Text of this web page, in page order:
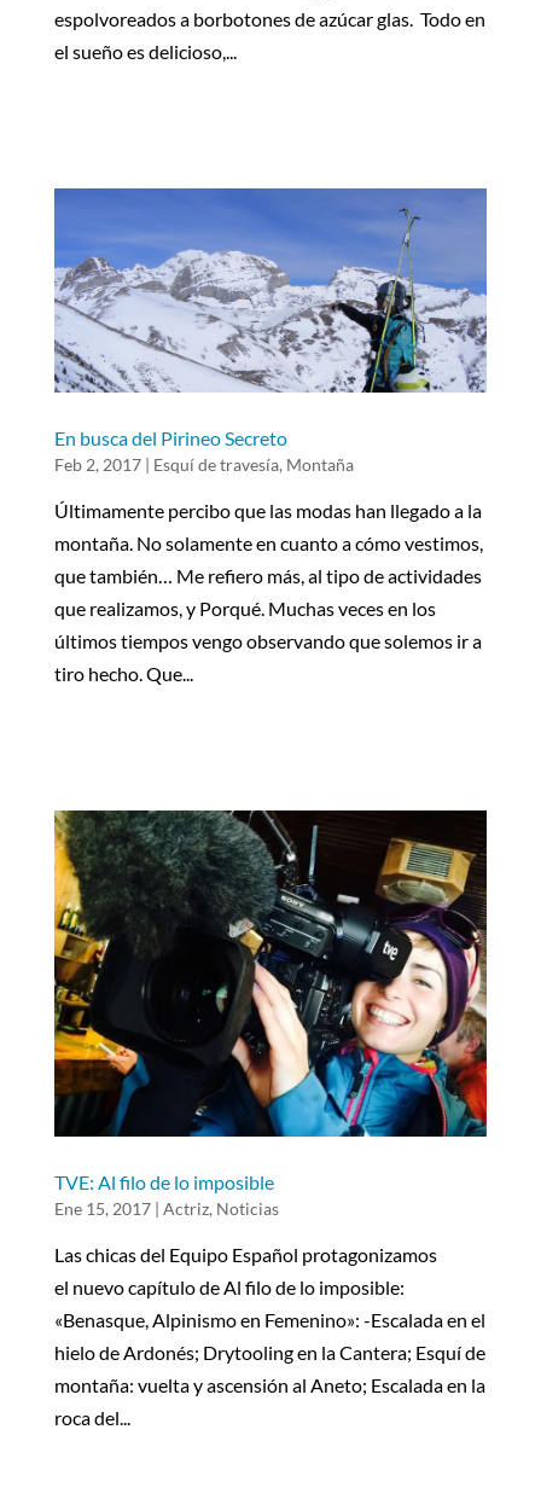
espolvoreados a borbotones de azúcar glas. Todo en
el sueño es delicioso,...
En busca del Pirineo Secreto
Feb 2, 2017| Esquí de travesía, Montaña
Últimamente percibo que las modas han llegado a la
montaña. No solamente en cuanto a cómo vestimos,
que también… Me refiero más, al tipo de actividades
que realizamos, y Porqué. Muchas veces en los
últimos tiempos vengo observando que solemos ir a
tiro hecho. Que...
TVE: Al filo de lo imposible
Ene 15, 2017| Actriz, Noticias
Las chicas del Equipo Español protagonizamos
el nuevo capítulo de Al filo de lo imposible:
«Benasque, Alpinismo en Femenino»: -Escalada en el
hielo de Ardonés; Drytooling en la Cantera; Esquí de
montaña: vuelta y ascensión al Aneto; Escalada en la
roca del...